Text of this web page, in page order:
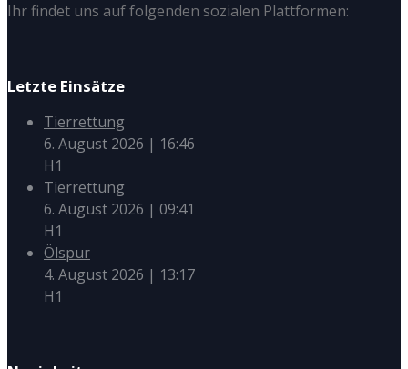
Ihr findet uns auf folgenden sozialen Plattformen:
Letzte Einsätze
Tierrettung
6. August 2026 | 16:46
H1
Tierrettung
6. August 2026 | 09:41
H1
Ölspur
4. August 2026 | 13:17
H1